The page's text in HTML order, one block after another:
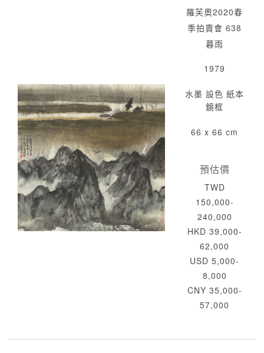
羅芙奧2020春
季拍賣會 638
暮雨
1979
水墨 設色 紙本
鏡框
66 x 66 cm
預估價
TWD
150,000-
240,000
HKD 39,000-
62,000
USD 5,000-
8,000
CNY 35,000-
57,000